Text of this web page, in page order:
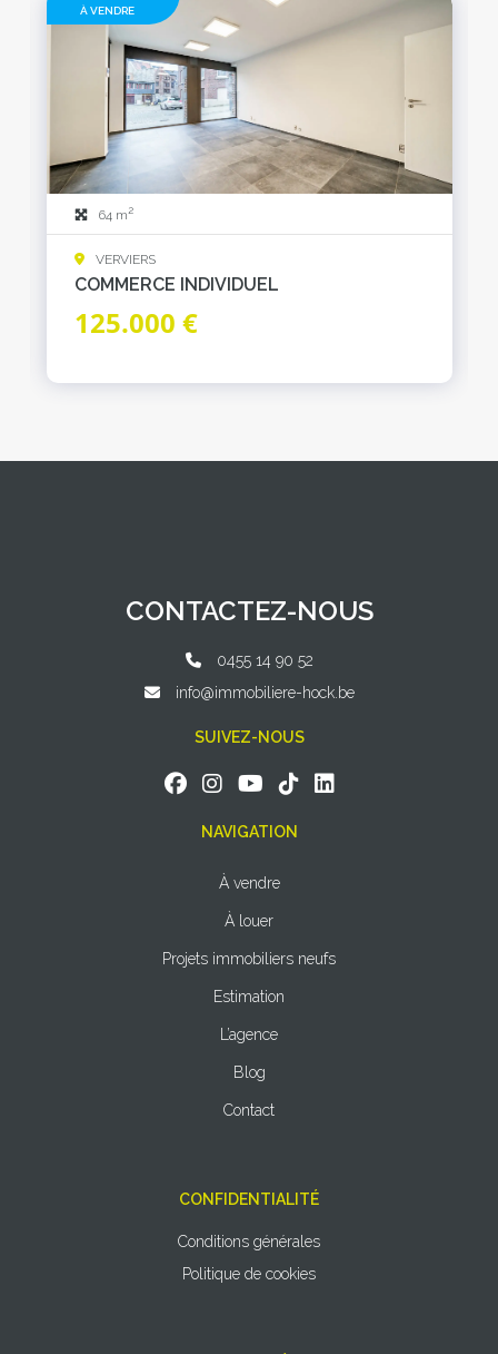
À VENDRE
64 m2
VERVIERS
COMMERCE INDIVIDUEL
125.000 €
CONTACTEZ-NOUS
0455 14 90 52
info@immobiliere-hock.be
SUIVEZ-NOUS
NAVIGATION
À vendre
À louer
Projets immobiliers neufs
Estimation
L’agence
Blog
Contact
CONFIDENTIALITÉ
Conditions générales
Politique de cookies